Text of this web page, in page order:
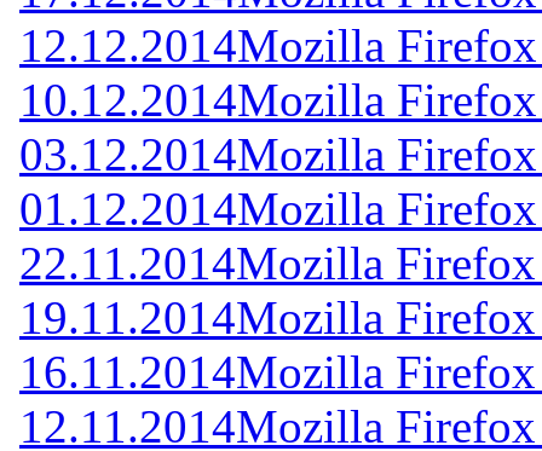
12.12.2014Mozilla
10.12.2014Mozilla
03.12.2014Mozilla
01.12.2014Mozilla
22.11.2014Mozilla Firefox
19.11.2014Mozilla
16.11.2014Mozilla
12.11.2014Mozilla